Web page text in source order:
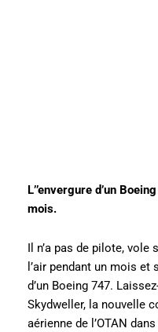
L’’envergure d’un
mois.
Il n’a pas de pilote, vole
l’air pendant un mois
d’un Boeing 747.
Skydweller, la nouvelle
aérienne de l’OTAN